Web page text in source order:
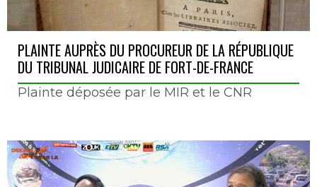
PLAINTE AUPRÈS DU PROCUREUR DE LA RÉPUBLIQUE
DU TRIBUNAL JUDICAIRE DE FORT-DE-FRANCE
Plainte déposée par le MIR et le CNR